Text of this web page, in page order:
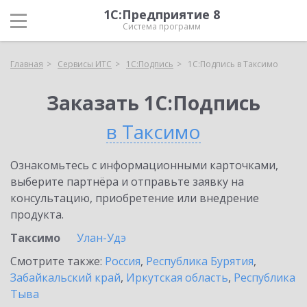
1С:Предприятие 8
Система программ
Главная Сервисы ИТС 1С:Подпись 1С:Подпись в Таксимо
Заказать 1С:Подпись
в Таксимо
Ознакомьтесь с информационными карточками,
выберите партнёра и отправьте заявку на
консультацию, приобретение или внедрение
продукта.
Таксимо
Улан-Удэ
Смотрите также: Россия, Республика Бурятия,
Забайкальский край, Иркутская область, Республика
Тыва